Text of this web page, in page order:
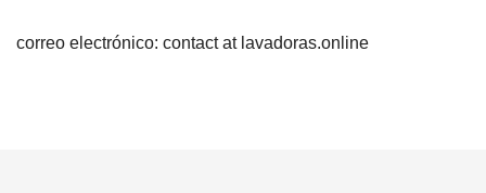
correo electrónico: contact at lavadoras.online